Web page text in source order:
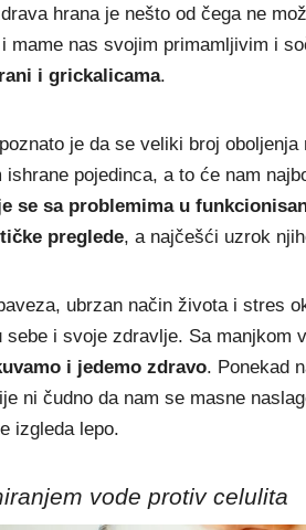
hrana je nešto od čega ne
mame nas svojim primamljivim i
i grickalicama.
je da se veliki broj
ishrane pojedinca, a to će nam
se sa problemima u
preglede, a najčešći uzrok
ubrzan način života i stres
sebe i svoje zdravlje. Sa manjkom
i jedemo zdravo. Ponekad
ni čudno da nam se masne
izgleda lepo.
vode protiv celulita